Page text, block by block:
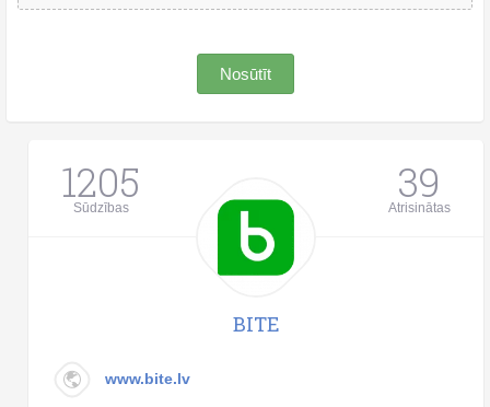
Nosūtīt
1205
Sūdzības 39
Atrisinātas
BITE
www.bite.lv